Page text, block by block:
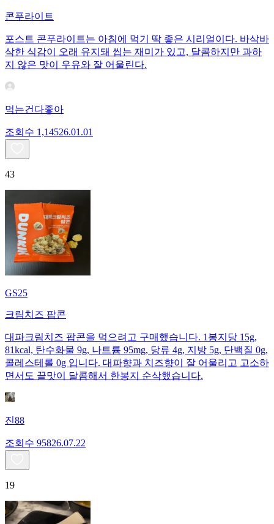
콘푸라이트
포스트 콘푸라이트는 아침에 먹기 딱 좋은 시리얼이다. 바삭바
삭한 식감이 오래 유지돼 씹는 재미가 있고, 달콤하지만 과하
지 않은 맛이 우유와 잘 어울린다.
먹는건다좋아
조회수 1,14526.01.01
43
GS25
크림치즈 팝콘
대파크림치즈 팝콘을 먹으려고 구매했습니다. 1봉지당 15g,
81kcal, 탄수화물 9g, 나트륨 95mg, 당류 4g, 지방 5g, 단백질 0g,
콜레스테롤 0g 입니다. 대파향과 치즈향이 잘 어울리고 고소하
면서도 끝맛이 달콤해서 한봉지 순삭했습니다.
진88
조회수 95826.07.22
19